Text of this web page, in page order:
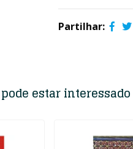
Partilhar:
estar